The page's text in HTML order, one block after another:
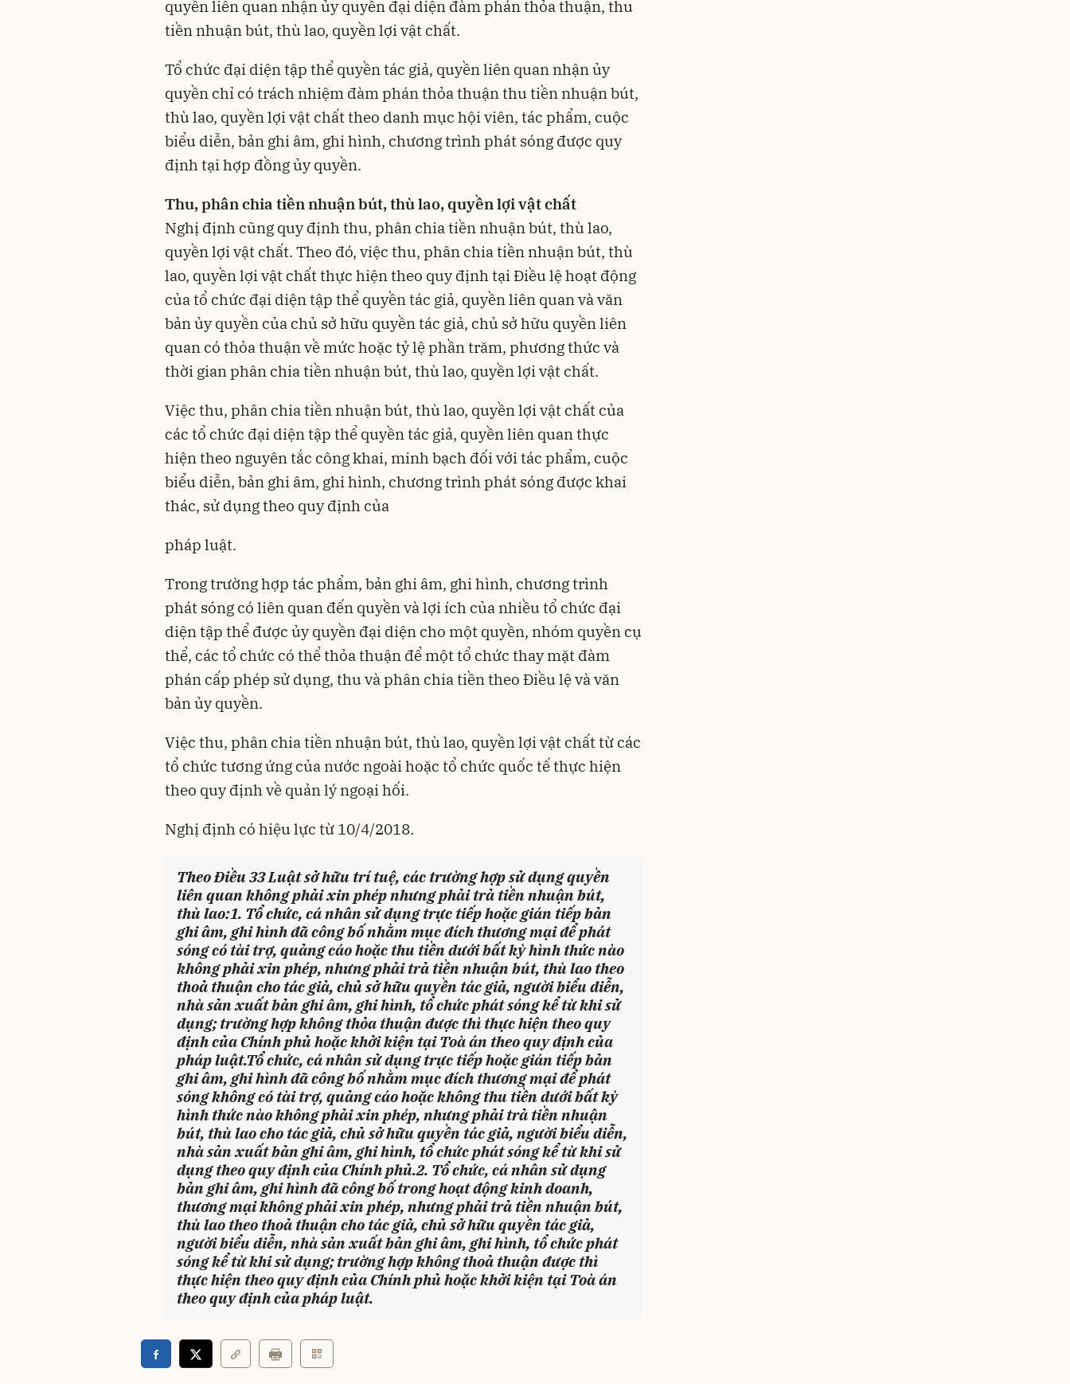
quyền liên quan nhận ủy quyền đại diện đàm phán thỏa thuận, thu
tiền nhuận bút, thù lao, quyền lợi vật chất.
Tổ chức đại diện tập thể quyền tác giả, quyền liên quan nhận ủy
quyền chỉ có trách nhiệm đàm phán thỏa thuận thu tiền nhuận bút,
thù lao, quyền lợi vật chất theo danh mục hội viên, tác phẩm, cuộc
biểu diễn, bản ghi âm, ghi hình, chương trình phát sóng được quy
định tại hợp đồng ủy quyền.
Thu, phân chia tiền nhuận bút, thù lao, quyền lợi vật chất
Nghị định cũng quy định thu, phân chia tiền nhuận bút, thù lao,
quyền lợi vật chất. Theo đó, việc thu, phân chia tiền nhuận bút, thù
lao, quyền lợi vật chất thực hiện theo quy định tại Điều lệ hoạt động
của tổ chức đại diện tập thể quyền tác giả, quyền liên quan và văn
bản ủy quyền của chủ sở hữu quyền tác giả, chủ sở hữu quyền liên
quan có thỏa thuận về mức hoặc tỷ lệ phần trăm, phương thức và
thời gian phân chia tiền nhuận bút, thù lao, quyền lợi vật chất.
Việc thu, phân chia tiền nhuận bút, thù lao, quyền lợi vật chất của
các tổ chức đại diện tập thể quyền tác giả, quyền liên quan thực
hiện theo nguyên tắc công khai, minh bạch đối với tác phẩm, cuộc
biểu diễn, bản ghi âm, ghi hình, chương trình phát sóng được khai
thác, sử dụng theo quy định của
pháp luật.
Trong trường hợp tác phẩm, bản ghi âm, ghi hình, chương trình
phát sóng có liên quan đến quyền và lợi ích của nhiều tổ chức đại
diện tập thể được ủy quyền đại diện cho một quyền, nhóm quyền cụ
thể, các tổ chức có thể thỏa thuận để một tổ chức thay mặt đàm
phán cấp phép sử dụng, thu và phân chia tiền theo Điều lệ và văn
bản ủy quyền.
Việc thu, phân chia tiền nhuận bút, thù lao, quyền lợi vật chất từ các
tổ chức tương ứng của nước ngoài hoặc tổ chức quốc tế thực hiện
theo quy định về quản lý ngoại hối.
Nghị định có hiệu lực từ 10/4/2018.
Theo Điều 33 Luật sở hữu trí tuệ, các trường hợp sử dụng quyền
liên quan không phải xin phép nhưng phải trả tiền nhuận bút,
thù lao:1. Tổ chức, cá nhân sử dụng trực tiếp hoặc gián tiếp bản
ghi âm, ghi hình đã công bố nhằm mục đích thương mại để phát
sóng có tài trợ, quảng cáo hoặc thu tiền dưới bất kỳ hình thức nào
không phải xin phép, nhưng phải trả tiền nhuận bút, thù lao theo
thoả thuận cho tác giả, chủ sở hữu quyền tác giả, người biểu diễn,
nhà sản xuất bản ghi âm, ghi hình, tổ chức phát sóng kể từ khi sử
dụng; trường hợp không thỏa thuận được thì thực hiện theo quy
định của Chính phủ hoặc khởi kiện tại Toà án theo quy định của
pháp luật.Tổ chức, cá nhân sử dụng trực tiếp hoặc gián tiếp bản
ghi âm, ghi hình đã công bố nhằm mục đích thương mại để phát
sóng không có tài trợ, quảng cáo hoặc không thu tiền dưới bất kỳ
hình thức nào không phải xin phép, nhưng phải trả tiền nhuận
bút, thù lao cho tác giả, chủ sở hữu quyền tác giả, người biểu diễn,
nhà sản xuất bản ghi âm, ghi hình, tổ chức phát sóng kể từ khi sử
dụng theo quy định của Chính phủ.2. Tổ chức, cá nhân sử dụng
bản ghi âm, ghi hình đã công bố trong hoạt động kinh doanh,
thương mại không phải xin phép, nhưng phải trả tiền nhuận bút,
thù lao theo thoả thuận cho tác giả, chủ sở hữu quyền tác giả,
người biểu diễn, nhà sản xuất bản ghi âm, ghi hình, tổ chức phát
sóng kể từ khi sử dụng; trường hợp không thoả thuận được thì
thực hiện theo quy định của Chính phủ hoặc khởi kiện tại Toà án
theo quy định của pháp luật.